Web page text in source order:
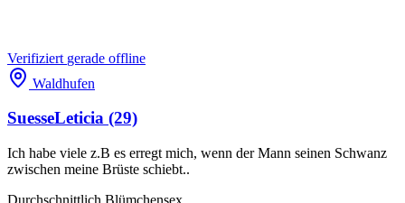
Verifiziert gerade offline
Waldhufen
SuesseLeticia (29)
Ich habe viele z.B es erregt mich, wenn der Mann seinen Schwanz
zwischen meine Brüste schiebt..
Durchschnittlich Blümchensex